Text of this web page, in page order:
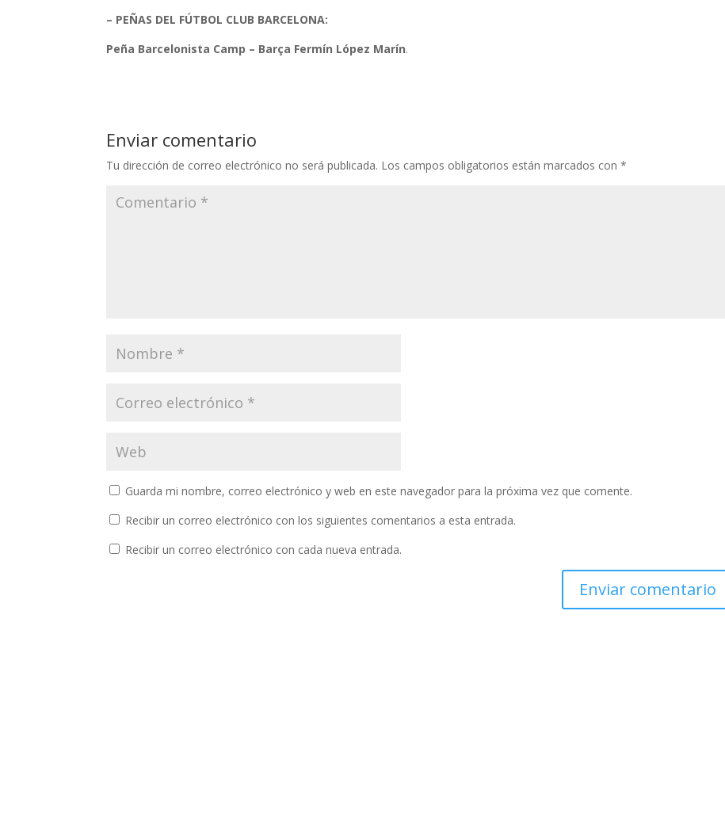
– PEÑAS DEL FÚTBOL CLUB BARCELONA:
Peña Barcelonista Camp – Barça Fermín López Marín.
Enviar comentario
Tu dirección de correo electrónico no será publicada. Los campos obligatorios están marcados con*
Guarda mi nombre, correo electrónico y web en este navegador para la próxima vez que comente.
Recibir un correo electrónico con los siguientes comentarios a esta entrada.
Recibir un correo electrónico con cada nueva entrada.